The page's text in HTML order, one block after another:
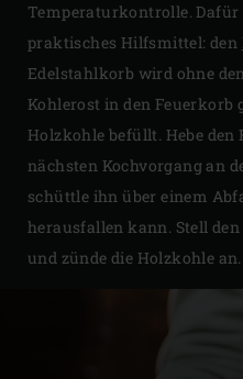
Temperaturkontrolle.
praktisches Hilfsmittel: den
Edelstahlkorb wird ohne
Kohlerost in den
Holzkohle befüllt. Hebe
nächsten Kochvorgang an
schüttle ihn über einem
herausfallen kann. Stell
und zünde die Holzkohle